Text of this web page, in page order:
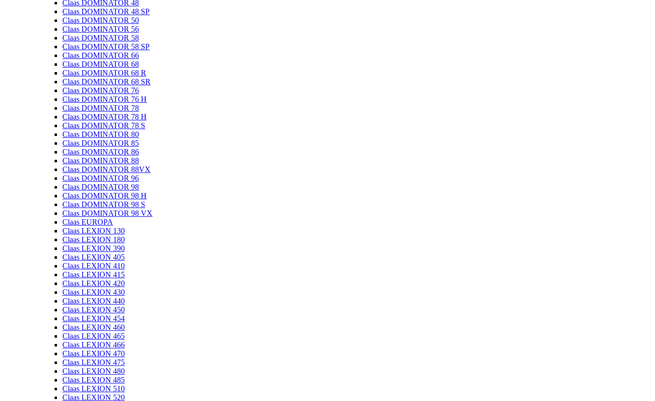
Claas DOMINATOR 48
Claas DOMINATOR 48 SP
Claas DOMINATOR 50
Claas DOMINATOR 56
Claas DOMINATOR 58
Claas DOMINATOR 58 SP
Claas DOMINATOR 66
Claas DOMINATOR 68
Claas DOMINATOR 68 R
Claas DOMINATOR 68 SR
Claas DOMINATOR 76
Claas DOMINATOR 76 H
Claas DOMINATOR 78
Claas DOMINATOR 78 H
Claas DOMINATOR 78 S
Claas DOMINATOR 80
Claas DOMINATOR 85
Claas DOMINATOR 86
Claas DOMINATOR 88
Claas DOMINATOR 88VX
Claas DOMINATOR 96
Claas DOMINATOR 98
Claas DOMINATOR 98 H
Claas DOMINATOR 98 S
Claas DOMINATOR 98 VX
Claas EUROPA
Claas LEXION 130
Claas LEXION 180
Claas LEXION 390
Claas LEXION 405
Claas LEXION 410
Claas LEXION 415
Claas LEXION 420
Claas LEXION 430
Claas LEXION 440
Claas LEXION 450
Claas LEXION 454
Claas LEXION 460
Claas LEXION 465
Claas LEXION 466
Claas LEXION 470
Claas LEXION 475
Claas LEXION 480
Claas LEXION 485
Claas LEXION 510
Claas LEXION 520